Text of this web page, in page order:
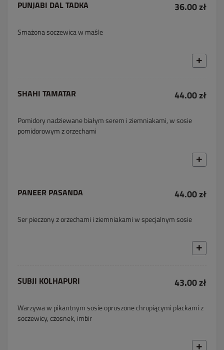
PUNJABI DAL TADKA 36.00 zł
Smażona soczewica w maśle
SHAHI TAMATAR 44.00 zł
Pomidory nadziewane białym serem i ziemniakami, w sosie
pomidorowym z orzechami
PANEER PASANDA 44.00 zł
Ser pieczony z orzechami i ziemniakami w specjalnym sosie
SUBJI KOLHAPURI 43.00 zł
Warzywa w pikantnym sosie opruszone chrupiącymi plackami z
soczewicy, czosnek, imbir